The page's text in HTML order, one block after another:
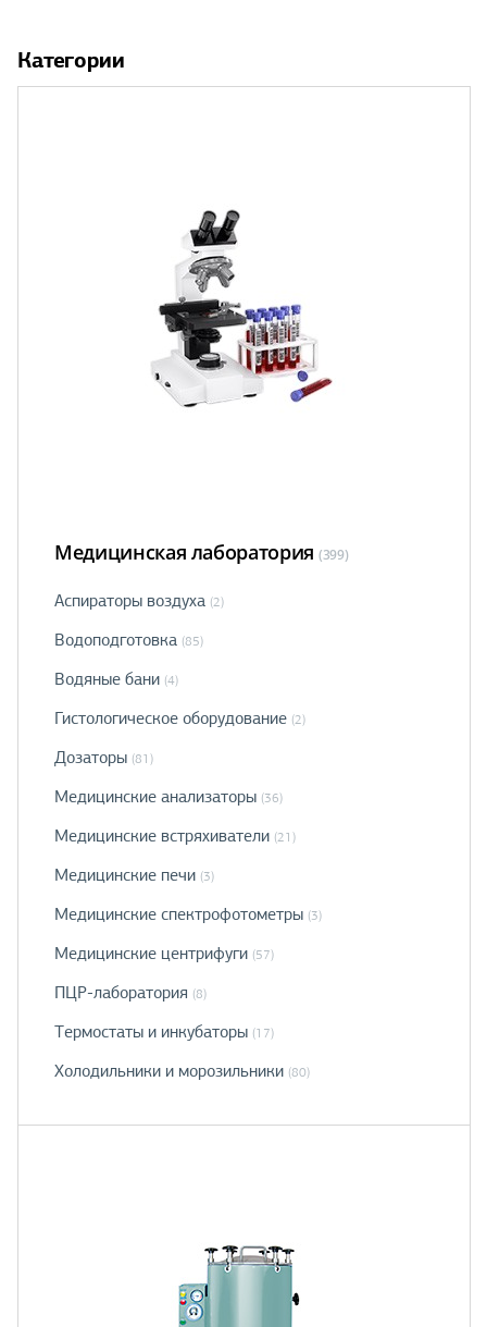
Категории
Медицинская лаборатория (399)
Аспираторы воздуха (2)
Водоподготовка (85)
Водяные бани (4)
Гистологическое оборудование (2)
Дозаторы (81)
Медицинские анализаторы (36)
Медицинские встряхиватели (21)
Медицинские печи (3)
Медицинские спектрофотометры (3)
Медицинские центрифуги (57)
ПЦР-лаборатория (8)
Термостаты и инкубаторы (17)
Холодильники и морозильники (80)